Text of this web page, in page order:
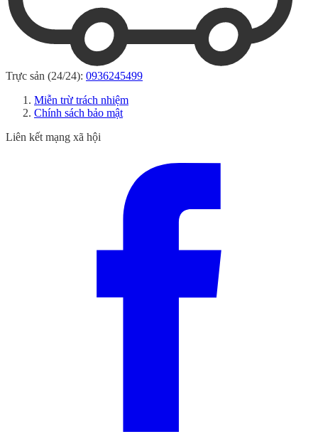
Trực sản (24/24): 0936245499
Miễn trừ trách nhiệm
Chính sách bảo mật
Liên kết mạng xã hội